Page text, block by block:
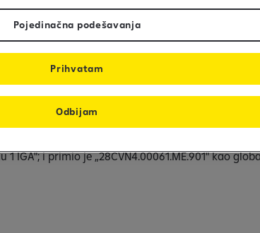
Kosovo pripada grupi država IGA 1.
mreže Raiffeisen Bank International,
Internet stranica Poreske uprave sa FATCA
IGA"; i primio je „28CVN4.00061.ME.901" kao
Pojedinačna podešavanja
Odbijam
Prihvatam